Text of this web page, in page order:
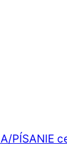
PÍSANIE